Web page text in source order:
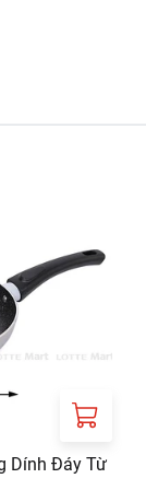
Dính Đáy Từ